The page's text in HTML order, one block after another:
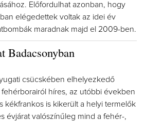
Előfordulhat azonban, hogy
elégedettek voltak az idei év
maradnak majd el 2009-ben.
Badacsonyban
csücskében elhelyezkedő
híres, az utóbbi években
kékfrankos is kikerült a helyi termelők
évjárat valószínűleg mind a fehér-,